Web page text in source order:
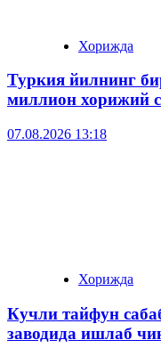
Хорижда
Туркия йилнинг
миллион хорижий
07.08.2026 13:18
Хорижда
Кучли тайфун
заводида ишлаб